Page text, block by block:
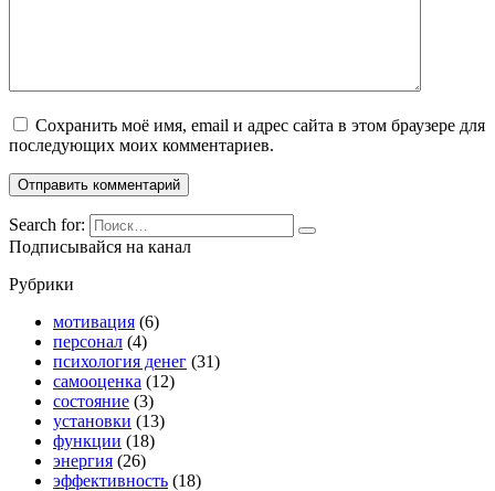
Сохранить моё имя, email и адрес сайта в этом браузере для
последующих моих комментариев.
Search for:
Подписывайся на канал
Рубрики
мотивация (6)
персонал (4)
психология денег (31)
самооценка (12)
состояние (3)
установки (13)
функции (18)
энергия (26)
эффективность (18)